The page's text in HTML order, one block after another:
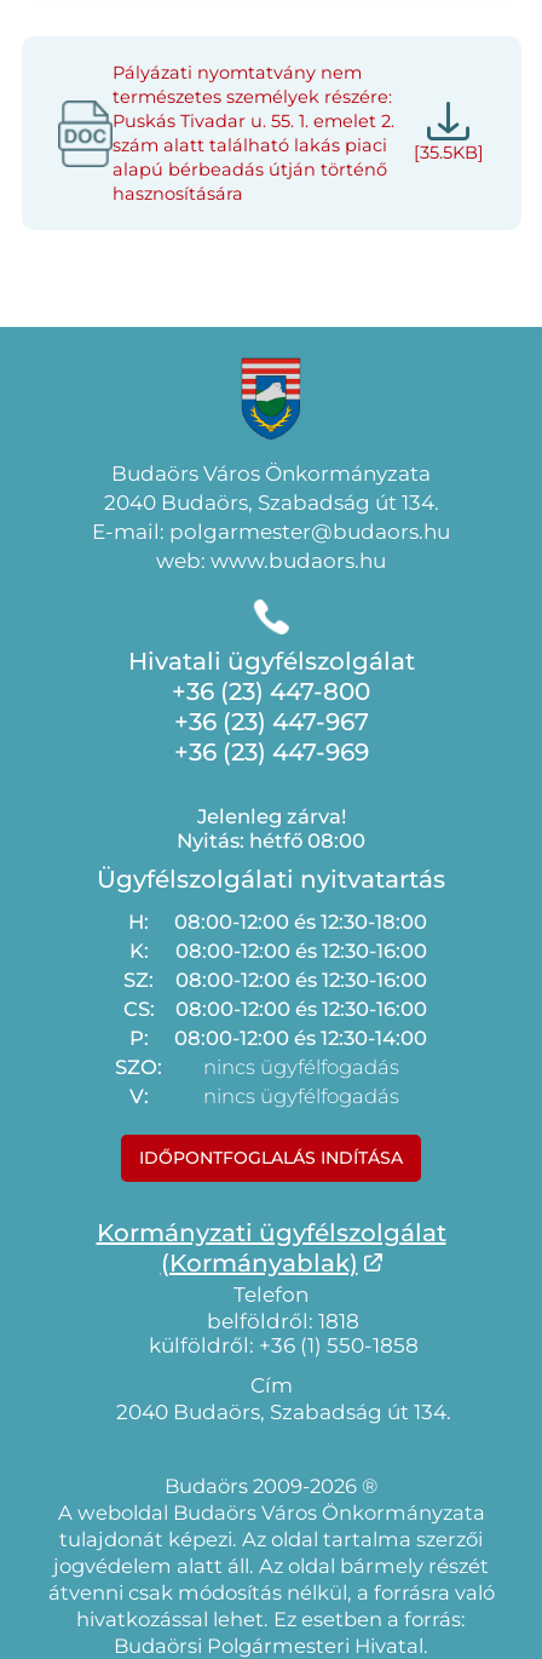
Pályázati nyomtatvány nem
természetes személyek részére:
Puskás Tivadar u. 55. 1. emelet 2.
szám alatt található lakás piaci
alapú bérbeadás útján történő
hasznosítására
[35.5KB]
Budaörs Város Önkormányzata
2040 Budaörs, Szabadság út 134.
E-mail: polgarmester@budaors.hu
web: www.budaors.hu
Hivatali ügyfélszolgálat
+36 (23) 447-800
+36 (23) 447-967
+36 (23) 447-969
Jelenleg zárva!
Nyitás: hétfő 08:00
Ügyfélszolgálati nyitvatartás
H:
08:00-12:00 és 12:30-18:00
K:
08:00-12:00 és 12:30-16:00
SZ:
08:00-12:00 és 12:30-16:00
CS:
08:00-12:00 és 12:30-16:00
P:
08:00-12:00 és 12:30-14:00
SZO:
nincs ügyfélfogadás
V:
nincs ügyfélfogadás
IDŐPONTFOGLALÁS INDÍTÁSA
Kormányzati ügyfélszolgálat
(Kormányablak)
Telefon
belföldről: 1818
külföldről: +36 (1) 550-1858
Cím
2040 Budaörs, Szabadság út 134.
Budaörs 2009-2026 ®
A weboldal Budaörs Város Önkormányzata
tulajdonát képezi. Az oldal tartalma szerzői
jogvédelem alatt áll. Az oldal bármely részét
átvenni csak módosítás nélkül, a forrásra való
hivatkozással lehet. Ez esetben a forrás:
Budaörsi Polgármesteri Hivatal.